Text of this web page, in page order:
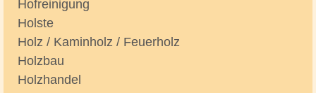
Hofreinigung
Holste
Holz / Kaminholz / Feuerholz
Holzbau
Holzhandel